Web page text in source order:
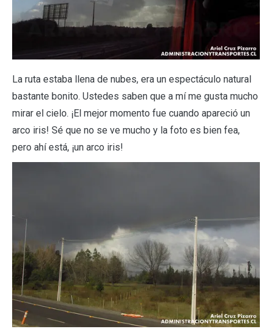
La ruta estaba llena de nubes, era un espectáculo natural
bastante bonito. Ustedes saben que a mí me gusta mucho
mirar el cielo. ¡El mejor momento fue cuando apareció un
arco iris! Sé que no se ve mucho y la foto es bien fea,
pero ahí está, ¡un arco iris!